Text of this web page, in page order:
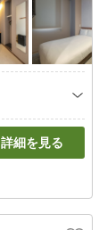
詳細を見る